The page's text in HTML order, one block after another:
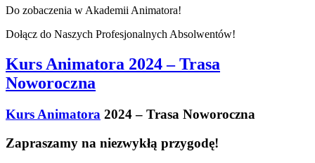
Do zobaczenia w Akademii Animatora!
Dołącz do Naszych Profesjonalnych Absolwentów!
Kurs Animatora 2024 – Trasa
Noworoczna
Kurs Animatora 2024 – Trasa Noworoczna
Zapraszamy na niezwykłą przygodę!